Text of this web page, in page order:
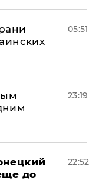
05:51
23:19
до
22:52